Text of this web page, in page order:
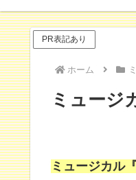
PR表記あり
ホーム
ミュージ
ミュージカル